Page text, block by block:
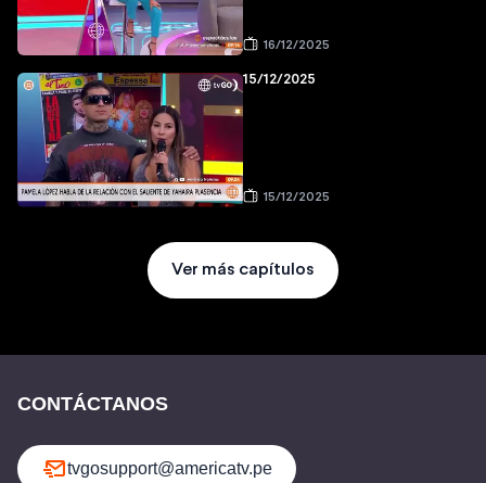
16/12/2025
15/12/2025
15/12/2025
Ver más capítulos
CONTÁCTANOS
tvgosupport@americatv.pe